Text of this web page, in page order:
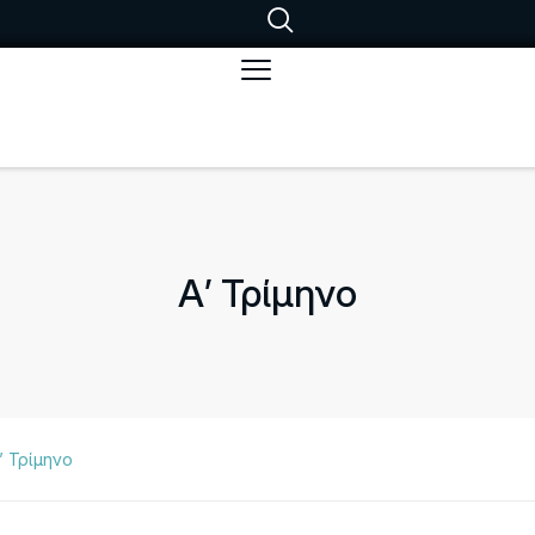
Α’ Τρίμηνο
Τρίμηνο